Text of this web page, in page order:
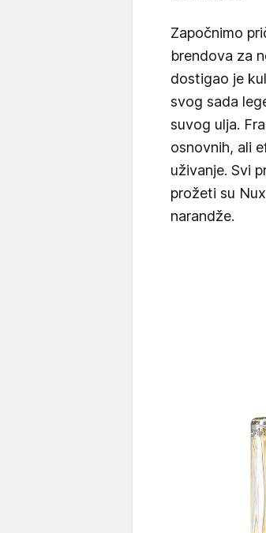
Započnimo
brendova za
dostigao je
svog sada
suvog ulja.
osnovnih, ali
uživanje. Svi
prožeti su
narandže.